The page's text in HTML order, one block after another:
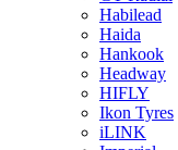
Habilead
Haida
Hankook
Headway
HIFLY
Ikon Tyres
iLINK